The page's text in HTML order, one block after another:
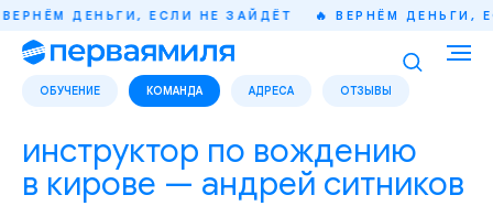
ДЕНЬГИ, ЕСЛИ НЕ ЗАЙДЁТ 🔥 ВЕРНЁМ ДЕНЬГИ,
ОБУЧЕНИЕ КОМАНДА АДРЕСА ОТЗЫВЫ
инструктор по вождению
в кирове — андрей ситников